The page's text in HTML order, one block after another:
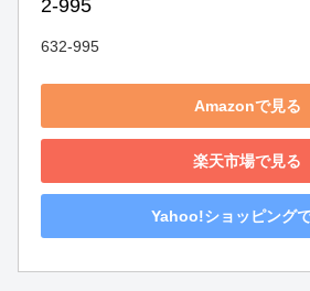
2-995
632-995
Amazonで見る
楽天市場で見る
Yahoo!ショッピング